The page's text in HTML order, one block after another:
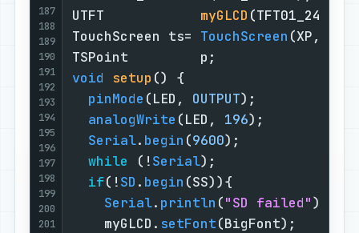
187
188
189
190
191
192
193
194
195
196
197
198
199
200
201
UTFT myGLCD (TFT01_24SP,
TouchScreen ts= TouchScreen
TSPoint
void
setup ()
pinMode (LED, OUTPUT
analogWrite (LED, 196
Serial. begin (9600
while (!Serial
if(!SD . begin
Serial. println ("SD failed"
    myGLCD.
setFont